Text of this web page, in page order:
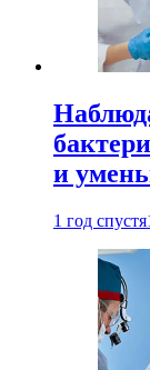
и
1 год спустя